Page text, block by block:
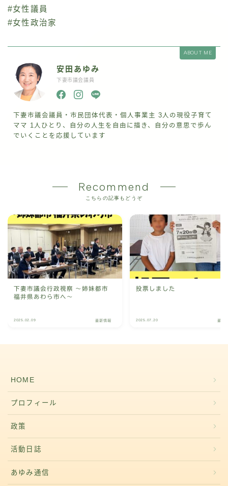
#女性議員
#女性政治家
ABOUT ME
安田あゆみ
下妻市議会議員
下妻市議会議員・市民団体代表・個人事業主 3人の現役子育て
ママ 1人ひとり、自分の人生を自由に描き、自分の意思で歩ん
でいくことを応援しています
Recommend
こちらの記事もどうぞ
下妻市議会行政視察 ～姉妹都市
福井県あわら市へ～
2025.02.09 最新情報
投票しました
2025.07.20 最新
HOME
プロフィール
政策
活動日誌
あゆみ通信